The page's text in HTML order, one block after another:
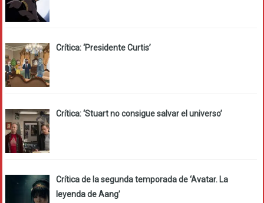
Crítica: ‘Presidente Curtis’
Crítica: ‘Stuart no consigue salvar el universo’
Crítica de la segunda temporada de ‘Avatar. La
leyenda de Aang’